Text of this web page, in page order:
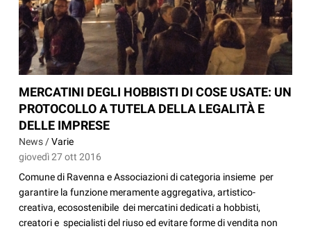
MERCATINI DEGLI HOBBISTI DI COSE USATE: UN
PROTOCOLLO A TUTELA DELLA LEGALITÀ E
DELLE IMPRESE
News /Varie
giovedì 27 ott 2016
Comune di Ravenna e Associazioni di categoria insieme per
garantire la funzione meramente aggregativa, artistico-
creativa, ecosostenibile dei mercatini dedicati a hobbisti,
creatori e specialisti del riuso ed evitare forme di vendita non